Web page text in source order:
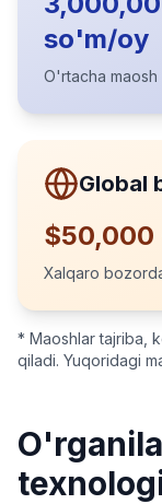
so'm/oy
O'rtacha
Global
$50,000
Xalqaro
* Maoshlar tajriba,
qiladi. Yuqoridagi